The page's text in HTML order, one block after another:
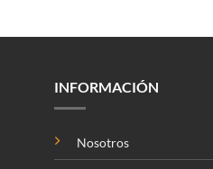
INFORMACIÓN
Nosotros